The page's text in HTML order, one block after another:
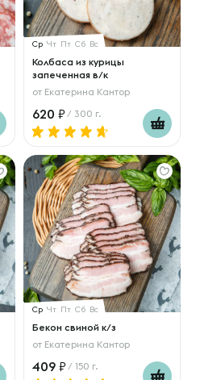
Ср Чт Пт Сб Вс
Колбаса из курицы
запеченная в/к
от Екатерина Кантор
620 / 300 г.
Ср Чт Пт Сб Вс
Бекон свиной к/з
от Екатерина Кантор
409 / 150 г.